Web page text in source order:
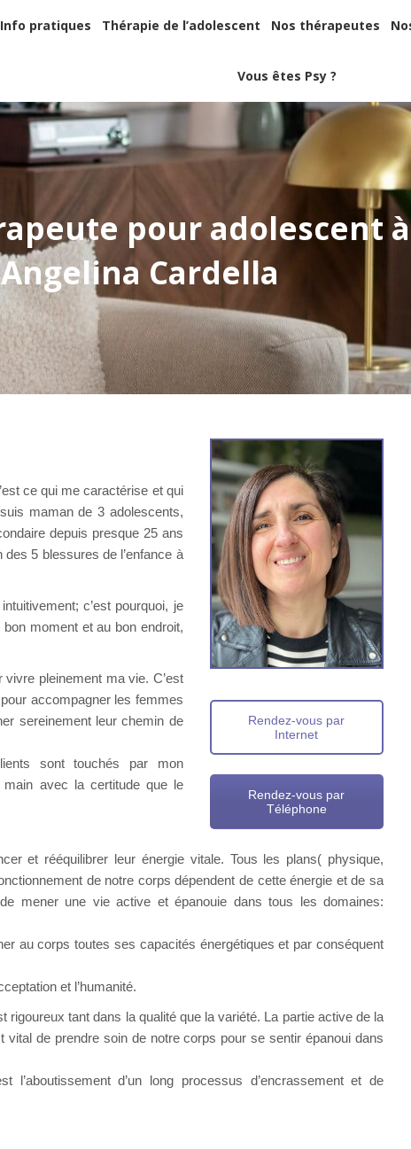
Info pratiques Thérapie de l’adolescent Nos thérapeutes
Vous êtes Psy ?
pour adolescent
Angelina Cardella
ce qui me caractérise et qui
maman de 3 adolescents,
depuis presque 25 ans
5 blessures de l’enfance à
c’est pourquoi, je
moment et au bon endroit,
vivre pleinement ma vie. C’est
accompagner les femmes
sereinement leur chemin de
sont touchés par mon
main avec la certitude que le
Rendez-vous par
Internet
Rendez-vous par
Téléphone
et rééquilibrer leur énergie vitale. Tous les plans( physique,
de notre corps dépendent de cette énergie et de sa
mener une vie active et épanouie dans tous les domaines:
au corps toutes ses capacités énergétiques et par conséquent
et l’humanité.
tant dans la qualité que la variété. La partie active de la
de prendre soin de notre corps pour se sentir épanoui dans
d’un long processus d’encrassement et de
Info pratiques Thérapie de l’adolescent Nos thérapeutes
Vous êtes Psy ?